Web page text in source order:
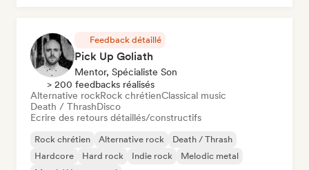
Feedback détaillé
Pick Up Goliath
Mentor, Spécialiste Son
> 200 feedbacks réalisés
Alternative rockRock chrétienClassical music
Death / ThrashDisco
Ecrire des retours détaillés/constructifs
Rock chrétien Alternative rock
Death / Thrash
Hardcore
Hard rock Indie rock
Melodic metal